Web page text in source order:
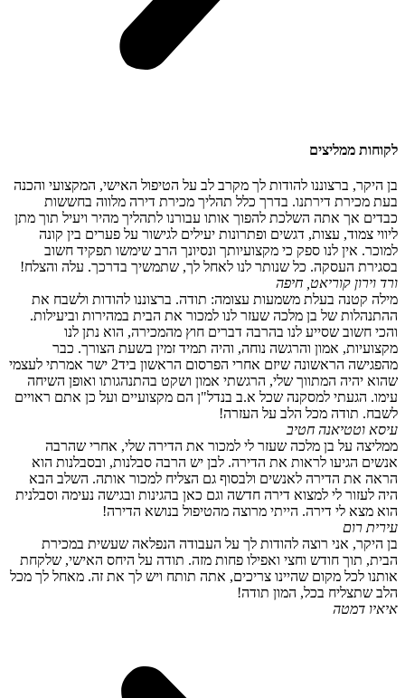
לקוחות ממליצים
בן היקר, ברצוננו להודות לך מקרב לב על הטיפול האישי, המקצועי והכנה
בעת מכירת דירתנו. בדרך כלל תהליך מכירת דירה מלווה בחששות
כבדים אך אתה השלכת להפוך אותו עבורנו לתהליך מהיר ויעיל תוך מתן
ליווי צמוד, עצות, דגשים ופתרונות יעילים לגישור על פערים בין קונה
למוכר. אין לנו ספק כי מקצועיותך ונסיונך הרב שימשו תפקיד חשוב
בסגירת העסקה. כל שנותר לנו לאחל לך, שתמשיך בדרכך. עלה והצלח!
ורד וירון קוריאט, חיפה
מילה קטנה בעלת משמעות עצומה: תודה. ברצוננו להודות ולשבח את
ההתנהלות של בן מלכה שעזר לנו למכור את הבית במהירות וביעילות.
והכי חשוב שסייע לנו בהרבה דברים חוץ מהמכירה, הוא נתן לנו
מקצועיות, אמון והרגשה נוחה, והיה תמיד זמין בשעת הצורך. כבר
מהפגישה הראשונה שיזם אחרי הפרסום הראשון ביד2 ישר אמרתי לעצמי
שהוא יהיה המתווך שלי, הרגשתי אמון ושקט בהתנהגותו ואופן השיחה
עימו. הגעתי למסקנה שכל א.ב בנדל"ן הם מקצועיים ועל כן אתם ראויים
לשבח. תודה מכל הלב על העזרה!
עיסא וטטיאנה חטיב
ממליצה על בן מלכה שעזר לי למכור את הדירה שלי, אחרי שהרבה
אנשים הגיעו לראות את הדירה. לבן יש הרבה סבלנות, ובסבלנות הוא
הראה את הדירה לאנשים ולבסוף גם הצליח למכור אותה. השלב הבא
היה לעזור לי למצוא דירה חדשה וגם כאן בהגינות ובגישה נעימה וסבלנית
הוא מצא לי דירה. הייתי מרוצה מהטיפול בנושא הדירה!
עירית רום
בן היקר, אני רוצה להודות לך על העבודה הנפלאה שעשית במכירת
הבית, תוך חודש וחצי ואפילו פחות מזה. תודה על היחס האישי, שלקחת
אותנו לכל מקום שהיינו צריכים, אתה תותח ויש לך את זה. מאחל לך מכל
הלב שתצליח בכל, המון תודה!
איאיו דמטה